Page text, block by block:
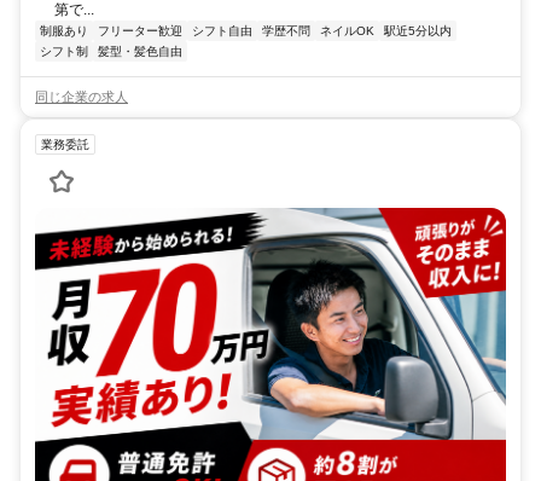
第で...
制服あり フリーター歓迎 シフト自由 学歴不問 ネイルOK
駅近5分以内
シフト制
髪型・髪色自由
同じ企業の求人
業務委託